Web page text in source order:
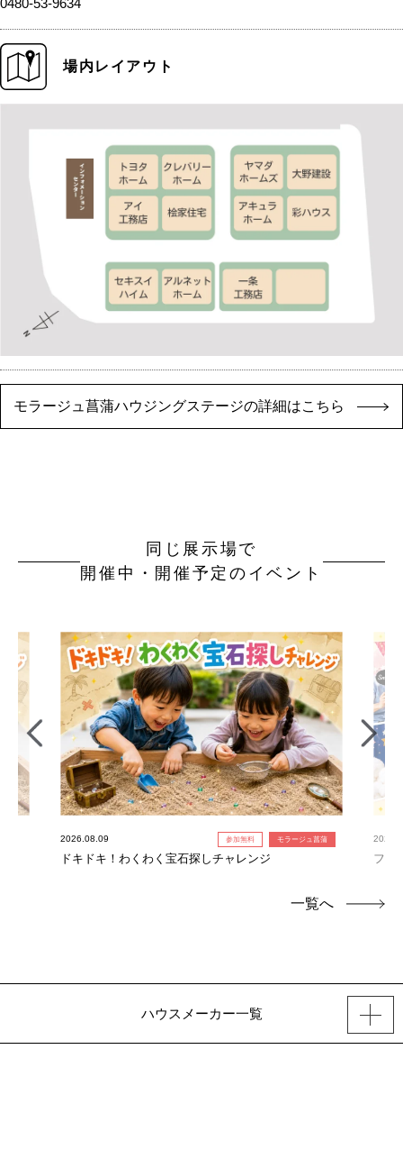
0480-53-9634
場内レイアウト
モラージュ菖蒲ハウジングステージの詳細はこちら
同じ展示場で
開催中・開催予定のイベント
2026.08.09 参加無料 モラージュ菖蒲
ドキドキ！わくわく宝石探しチャレンジ フォ
一覧へ
ハウスメーカー一覧